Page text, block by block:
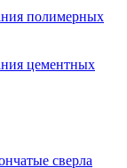
полимерных
цементных
сверла